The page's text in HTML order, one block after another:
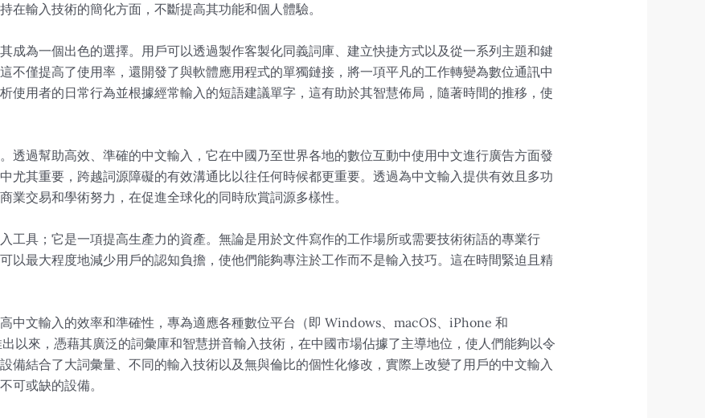
在輸入技術的簡化方面，不斷提高其功能和個人體驗。
成為一個出色的選擇。用戶可以透過製作客製化同義詞庫、建立快捷方式以及從一系列主題和鍵
不僅提高了使用率，還開發了與軟體應用程式的單獨鏈接，將一項平凡的工作轉變為數位通訊中
使用者的日常行為並根據經常輸入的短語建議單字，這有助於其智慧佈局，隨著時間的推移，使
透過幫助高效、準確的中文輸入，它在中國乃至世界各地的數位互動中使用中文進行廣告方面發
尤其重要，跨越詞源障礙的有效溝通比以往任何時候都更重要。透過為中文輸入提供有效且多功
業交易和學術努力，在促進全球化的同時欣賞詞源多樣性。
工具；它是一項提高生產力的資產。無論是用於文件寫作的工作場所或需要技術術語的專業行
以最大程度地減少用戶的認知負擔，使他們能夠專注於工作而不是輸入技巧。這在時間緊迫且精
中文輸入的效率和準確性，專為適應各種數位平台（即 Windows、macOS、iPhone 和
以來，憑藉其廣泛的詞彙庫和智慧拼音輸入技術，在中國市場佔據了主導地位，使人們能夠以令
備結合了大詞彙量、不同的輸入技術以及無與倫比的個性化修改，實際上改變了用戶的中文輸入
可或缺的設備。